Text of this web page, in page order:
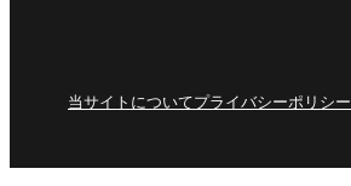
当サイトについてプライバシーポリシー